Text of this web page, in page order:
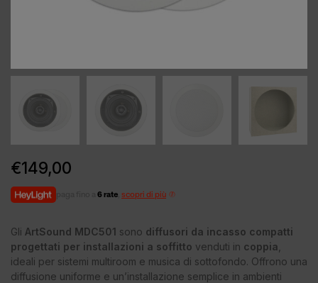
€149,00
6 rate scopri di più
Gli ArtSound MDC501 sono diffusori da incasso compatti
progettati per installazioni a soffitto venduti in coppia
ideali per sistemi multiroom e musica di sottofondo. Offrono una
diffusione uniforme e un’installazione semplice in ambienti